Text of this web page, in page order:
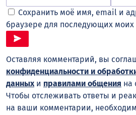
Сохранить моё имя, email и
браузере для последующих
Оставляя комментарий, вы
конфиденциальности и
данных и правилами общения на
Чтобы отслеживать ответы и
на ваши комментарии,